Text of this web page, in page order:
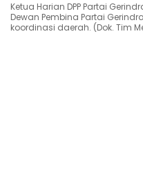
Ketua Harian DPP Partai
Dewan Pembina Partai
koordinasi daerah. (Dok. Tim